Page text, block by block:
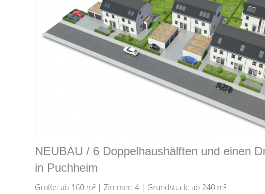
NEUBAU / 6 Doppelhaushälften und einen
in Puchheim
Größe: ab 160 m² | Zimmer: 4 | Grundstück: ab 240 m²